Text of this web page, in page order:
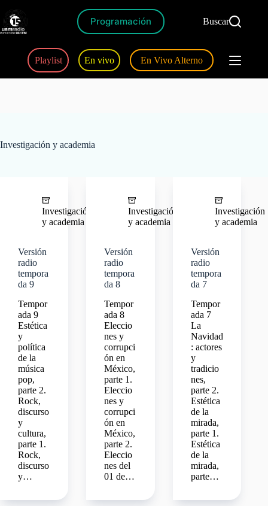
Programación Buscar
Playlist En vivo En Vivo Alterno
Investigación y academia
Investigación
y academia
Versión
radio
tempora
da 9
Tempor
ada 9
Estética
y
política
de la
música
pop,
parte 2.
Rock,
discurso
y
cultura,
parte 1.
Rock,
discurso
y…
Investigación
y academia
Versión
radio
tempora
da 8
Tempor
ada 8
Eleccio
nes y
corrupci
ón en
México,
parte 1.
Eleccio
nes y
corrupci
ón en
México,
parte 2.
Eleccio
nes del
01 de…
Investigación
y academia
Versión
radio
tempora
da 7
Tempor
ada 7
La
Navidad
: actores
y
tradicio
nes,
parte 2.
Estética
de la
mirada,
parte 1.
Estética
de la
mirada,
parte…